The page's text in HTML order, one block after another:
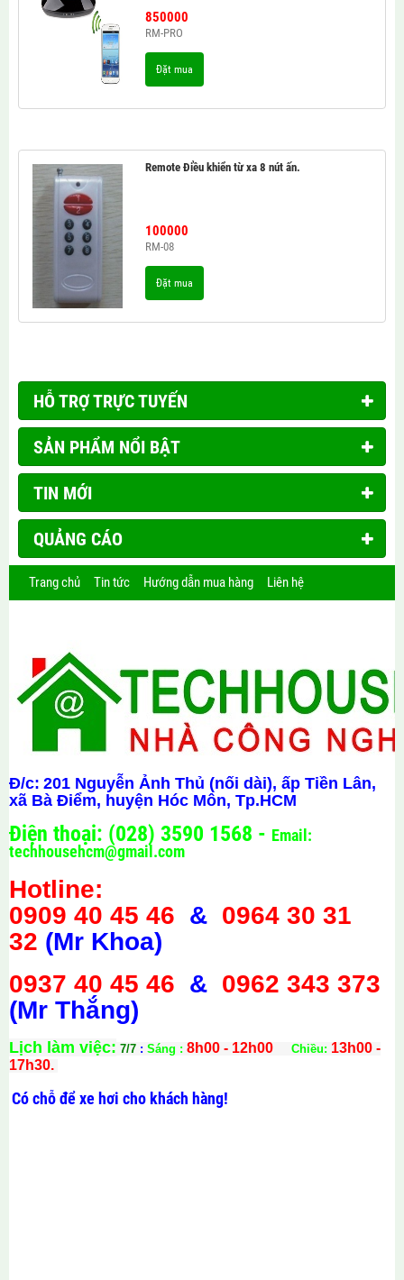
850000
RM-PRO
Đặt mua
Remote Điều khiển từ xa 8 nút ấn.
100000
RM-08
Đặt mua
HỖ TRỢ TRỰC TUYẾN
SẢN PHẨM NỔI BẬT
TIN MỚI
QUẢNG CÁO
Trang chủ Tin tức Hướng dẫn mua hàng Liên hệ
Đ/c: 201 Nguyễn Ảnh Thủ (nối dài), ấp Tiền Lân,
xã Bà Điểm, huyện Hóc Môn, Tp.HCM
Điện thoại: (028) 3590 1568 - Email:
techhousehcm@gmail.com
Hotline:
0909 40 45 46 & 0964 30 31
32 (Mr Khoa)
0937 40 45 46 &0962 343 373
(Mr Thắng)
Lịch làm việc: 7/7: Sáng : 8h00 - 12h00 Chiều: 13h00 -
17h30.
Có chỗ để xe hơi cho khách hàng!